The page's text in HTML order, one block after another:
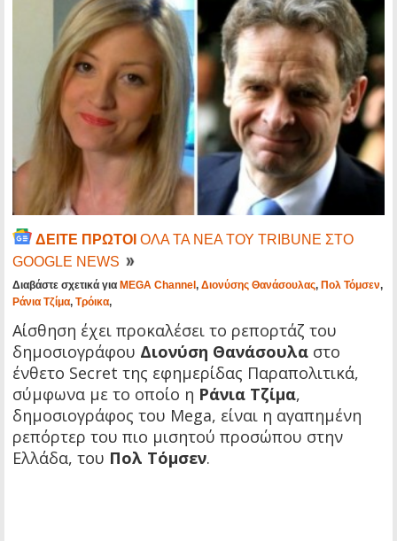
ΔΕΙΤΕ ΠΡΩΤΟΙ ΟΛΑ ΤΑ ΝΕΑ ΤΟΥ TRIBUNE ΣΤΟ
GOOGLE NEWS
Διαβάστε σχετικά για MEGA Channel , Διονύσης Θανάσουλας, Πολ Τόμσεν,
Ράνια Τζίμα, Τρόικα,
Αίσθηση έχει προκαλέσει το ρεπορτάζ του
δημοσιογράφου Διονύση Θανάσουλα στο
ένθετο Secret της εφημερίδας Παραπολιτικά,
σύμφωνα με το οποίο η Ράνια Τζίμα,
δημοσιογράφος του Mega, είναι η αγαπημένη
ρεπόρτερ του πιο μισητού προσώπου στην
Ελλάδα, του Πολ Τόμσεν.